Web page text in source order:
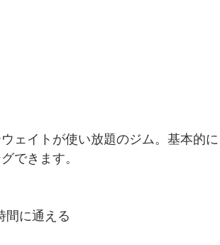
ェイトが使い放題のジム。基本的
できます。
間に通える